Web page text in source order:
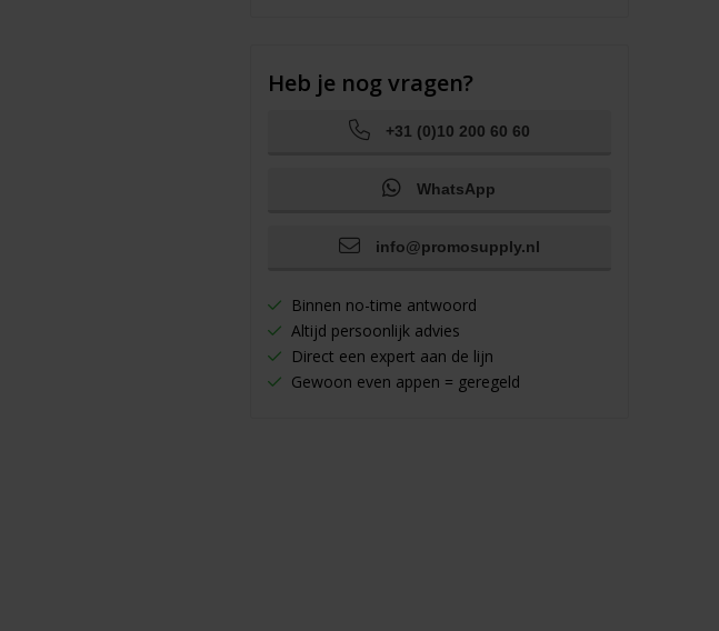
Heb je nog vragen?
+31 (0)10 200 60 60
WhatsApp
info@promosupply.nl
Binnen no-time antwoord
Altijd persoonlijk advies
Direct een expert aan de lijn
Gewoon even appen = geregeld